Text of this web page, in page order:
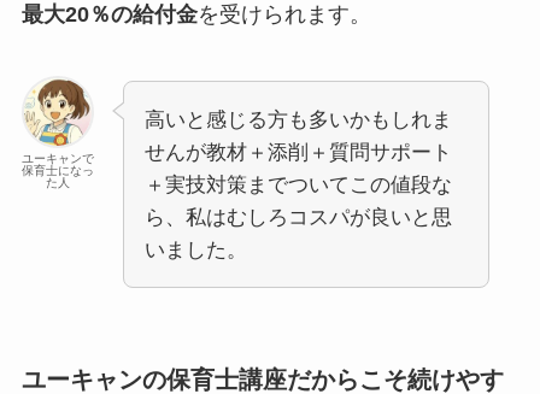
最大20％の給付金を受けられます。
ユーキャンで
保育士になっ
た人
高いと感じる方も多いかもしれま
せんが教材＋添削＋質問サポート
＋実技対策までついてこの値段な
ら、私はむしろ コスパが良い と思
いました。
ユーキャンの保育士講座だからこそ続けやす